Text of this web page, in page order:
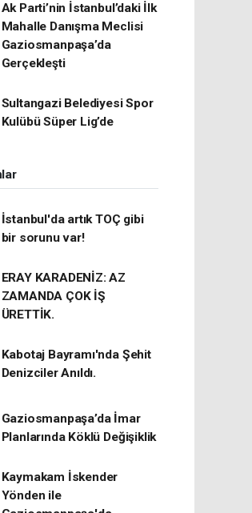
Ak Parti’nin İstanbul’daki İlk
Mahalle Danışma Meclisi
Gaziosmanpaşa’da
Gerçekleşti
Sultangazi Belediyesi Spor
Kulübü Süper Lig’de
İstanbul'da artık TOÇ gibi
bir sorunu var!
ERAY KARADENİZ: AZ
ZAMANDA ÇOK İŞ
ÜRETTİK.
Kabotaj Bayramı'nda Şehit
Denizciler Anıldı.
Gaziosmanpaşa’da İmar
Planlarında Köklü Değişiklik
Kaymakam İskender
Yönden ile